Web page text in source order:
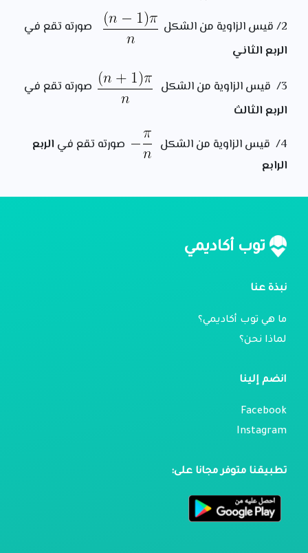
2/ قيس الزاوية من الشكل
صورته تقع في
الربع الثاني
3/ قيس الزاوية من الشكل
صورته تقع في
الربع الثالث
4/ قيس الزاوية من الشكل
صورته تقع في الربع
الرابع
توب أكاديمي
نبذة عنا
ما هي توب أكاديمي؟
لماذا نحن؟
انضم إلينا
Facebook
Instagram
تطبيقنا متوفر مجانا على: